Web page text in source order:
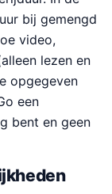
bij gemengd
video,
lezen en
opgegeven
een
bent en geen